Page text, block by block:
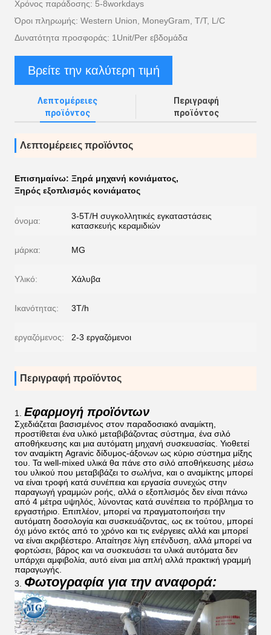
Χρόνος παράδοσης: 5-8workdays
Όροι πληρωμής: Western Union, MoneyGram, T/T, L/C
Δυνατότητα προσφοράς: 1Unit/Per εβδομάδα
Βρείτε την καλύτερη τιμή
Λεπτομέρειες
προϊόντος
Περιγραφή
προϊόντος
Λεπτομέρειες προϊόντος
Επισημαίνω: Ξηρά μηχανή κονιάματος,
Ξηρός εξοπλισμός κονιάματος
όνομα:
3-5T/H συγκολλητικές εγκαταστάσεις
κατασκευής κεραμιδιών
μάρκα: MG
Υλικό: Χάλυβα
Ικανότητας: 3T/h
εργαζόμενος: 2-3 εργαζόμενοι
Περιγραφή προϊόντος
1. Εφαρμογή προϊόντων
Σχεδιάζεται βασισμένος στον παραδοσιακό αναμίκτη,
προστίθεται ένα υλικό μεταβιβάζοντας σύστημα, ένα σιλό
αποθήκευσης και μια αυτόματη μηχανή συσκευασίας. Υιοθετεί
τον αναμίκτη Agravic δίδυμος-άξονων ως κύριο σύστημα μίξης
του. Τα well-mixed υλικά θα πάνε στο σιλό αποθήκευσης μέσω
του υλικού που μεταβιβάζει το σωλήνα, και ο αναμίκτης μπορεί
να είναι τροφή κατά συνέπεια και εργασία συνεχώς στην
παραγωγή γραμμών ροής, αλλά ο εξοπλισμός δεν είναι πάνω
από 4 μέτρα υψηλός, λύνοντας κατά συνέπεια το πρόβλημα το
εργαστήριο. Επιπλέον, μπορεί να πραγματοποιήσει την
αυτόματη δοσολογία και συσκευάζοντας, ως εκ τούτου, μπορεί
όχι μόνο εκτός από το χρόνο και τις ενέργειες αλλά και μπορεί
να είναι ακριβέστερο. Απαίτησε λίγη επένδυση, αλλά μπορεί να
φορτώσει, βάρος και να συσκευάσει τα υλικά αυτόματα δεν
υπάρχει αμφιβολία, αυτό είναι μια απλή αλλά πρακτική γραμμή
παραγωγής.
3. Φωτογραφία για την αναφορά: